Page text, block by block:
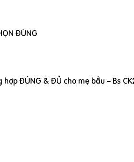
ĐÚNG
ĐÚNG & ĐỦ cho mẹ bầu – Bs